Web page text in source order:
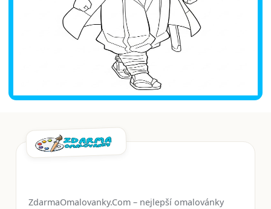
ZdarmaOmalovanky.Com – nejlepší omalovánky